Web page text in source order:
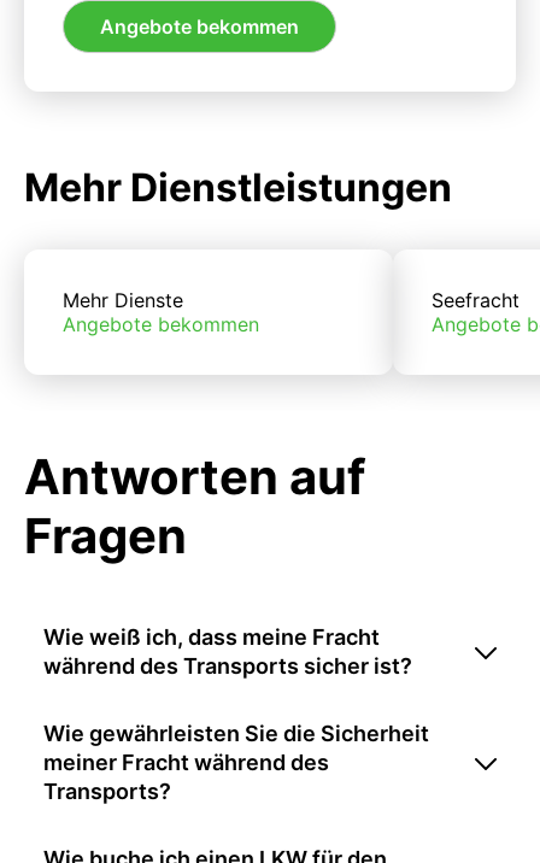
Angebote bekommen
Mehr Dienstleistungen
Mehr Dienste
Angebote bekommen
Seefracht
Angebote
Antworten auf
Fragen
Wie weiß ich, dass meine Fracht
während des Transports sicher ist?
Wie gewährleisten Sie die Sicherheit
meiner Fracht während des
Transports?